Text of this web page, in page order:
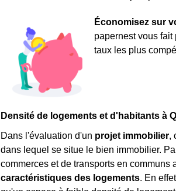
Économisez sur
papernest vous
taux les plus
Densité de logements et d'habitants à
Dans l'évaluation d'un projet immobilier,
dans lequel se situe le bien immobilier.
commerces et de transports en
caractéristiques des logements. En